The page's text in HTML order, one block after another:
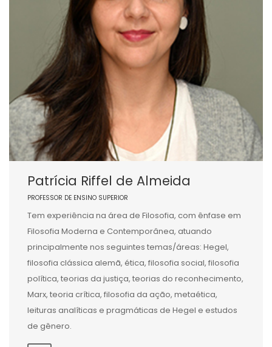
Patrícia Riffel de Almeida
PROFESSOR DE ENSINO SUPERIOR
Tem experiência na área de Filosofia, com ênfase em
Filosofia Moderna e Contemporânea, atuando
principalmente nos seguintes temas/áreas: Hegel,
filosofia clássica alemã, ética, filosofia social, filosofia
política, teorias da justiça, teorias do reconhecimento,
Marx, teoria crítica, filosofia da ação, metaética,
leituras analíticas e pragmáticas de Hegel e estudos
de gênero.